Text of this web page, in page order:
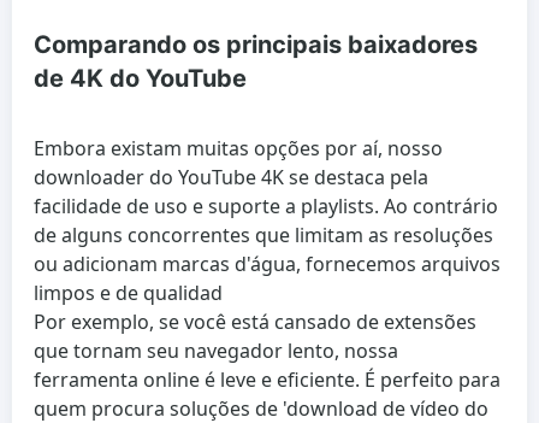
Comparando os principais baixadores
de 4K do YouTube
Embora existam muitas opções por aí, nosso
downloader do YouTube 4K se destaca pela
facilidade de uso e suporte a playlists. Ao contrário
de alguns concorrentes que limitam as resoluções
ou adicionam marcas d'água, fornecemos arquivos
limpos e de qualidad
Por exemplo, se você está cansado de extensões
que tornam seu navegador lento, nossa
ferramenta online é leve e eficiente. É perfeito para
quem procura soluções de 'download de vídeo do